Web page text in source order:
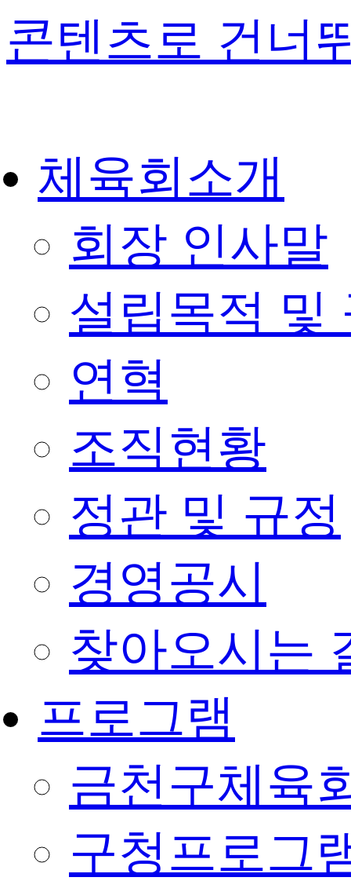
콘텐츠로 건너
체육회소개
회장 인사말
설립목적 및
연혁
조직현황
정관 및 규정
경영공시
찾아오시는
프로그램
금천구체육
구청프로그